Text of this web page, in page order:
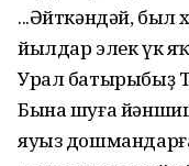
...Әйткәндәй, был
йылдар элек үк
Урал батырыбыҙ
Бына шуға
яуыз